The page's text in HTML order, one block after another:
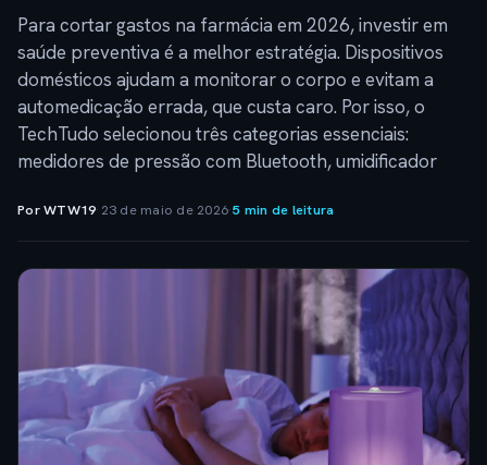
Para cortar gastos na farmácia em 2026, investir em
saúde preventiva é a melhor estratégia. Dispositivos
domésticos ajudam a monitorar o corpo e evitam a
automedicação errada, que custa caro. Por isso, o
TechTudo selecionou três categorias essenciais:
medidores de pressão com Bluetooth, umidificador
Por WTW19· 23 de maio de 2026·5 min de leitura